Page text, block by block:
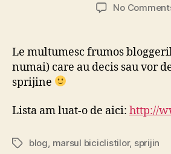
No
Le multumesc frumos
numai) care au decis sau vor
sprijine
Lista am luat-o de aici: http://
Tagsblog, marsul biciclistilor, sprijin